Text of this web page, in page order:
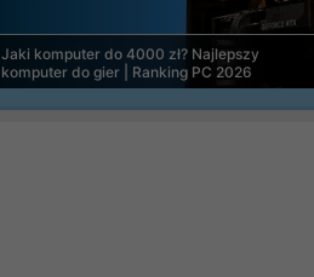
Jaki komputer do 4000 zł? Najlepszy
komputer do gier | Ranking PC 2026